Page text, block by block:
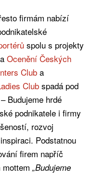
firmám nabízí
spolu s projekty
a Ocenění Českých
Club a
Clubspadá pod
Budujeme hrdé
podnikatele i firmy
rozvoj
Podstatnou
firem napříč
„Budujeme